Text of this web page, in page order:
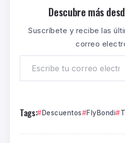
Descubre más
Suscríbete y recibe las
correo
Tags: Descuentos FlyBondi